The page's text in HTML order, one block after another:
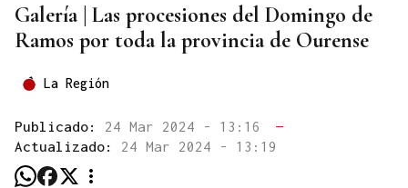
Galería | Las procesiones del Domingo de
Ramos por toda la provincia de Ourense
La Región
Publicado: 24 Mar 2024 - 13:16
—
Actualizado: 24 Mar 2024 - 13:19